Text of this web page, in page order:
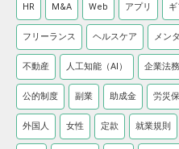
HR M&A Web アプリ ギ
フリーランス ヘルスケア メン
不動産 人工知能（AI） 企業法務
公的制度 副業 助成金 労災
外国人 女性 定款 就業規則